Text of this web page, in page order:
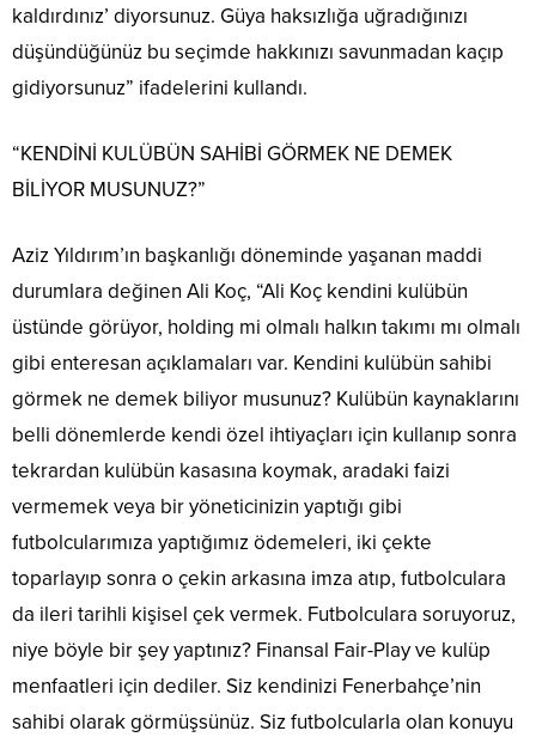
kaldırdınız’ diyorsunuz. Güya haksızlığa uğradığınızı
düşündüğünüz bu seçimde hakkınızı savunmadan kaçıp
gidiyorsunuz” ifadelerini kullandı.
“KENDİNİ KULÜBÜN SAHİBİ GÖRMEK NE DEMEK
BİLİYOR MUSUNUZ?”
Aziz Yıldırım’ın başkanlığı döneminde yaşanan maddi
durumlara değinen Ali Koç, “Ali Koç kendini kulübün
üstünde görüyor, holding mi olmalı halkın takımı mı olmalı
gibi enteresan açıklamaları var. Kendini kulübün sahibi
görmek ne demek biliyor musunuz? Kulübün kaynaklarını
belli dönemlerde kendi özel ihtiyaçları için kullanıp sonra
tekrardan kulübün kasasına koymak, aradaki faizi
vermemek veya bir yöneticinizin yaptığı gibi
futbolcularımıza yaptığımız ödemeleri, iki çekte
toparlayıp sonra o çekin arkasına imza atıp, futbolculara
da ileri tarihli kişisel çek vermek. Futbolculara soruyoruz,
niye böyle bir şey yaptınız? Finansal Fair-Play ve kulüp
menfaatleri için dediler. Siz kendinizi Fenerbahçe’nin
sahibi olarak görmüşsünüz. Siz futbolcularla olan konuyu